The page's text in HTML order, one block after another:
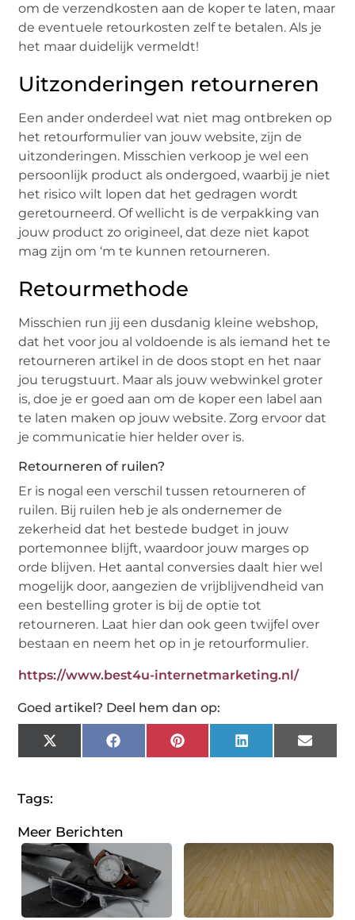
om de verzendkosten aan de koper te laten, maar
de eventuele retourkosten zelf te betalen. Als je
het maar duidelijk vermeldt!
Uitzonderingen retourneren
Een ander onderdeel wat niet mag ontbreken op
het retourformulier van jouw website, zijn de
uitzonderingen. Misschien verkoop je wel een
persoonlijk product als ondergoed, waarbij je niet
het risico wilt lopen dat het gedragen wordt
geretourneerd. Of wellicht is de verpakking van
jouw product zo origineel, dat deze niet kapot
mag zijn om ‘m te kunnen retourneren.
Retourmethode
Misschien run jij een dusdanig kleine webshop,
dat het voor jou al voldoende is als iemand het te
retourneren artikel in de doos stopt en het naar
jou terugstuurt. Maar als jouw webwinkel groter
is, doe je er goed aan om de koper een label aan
te laten maken op jouw website. Zorg ervoor dat
je communicatie hier helder over is.
Retourneren of ruilen?
Er is nogal een verschil tussen retourneren of
ruilen. Bij ruilen heb je als ondernemer de
zekerheid dat het bestede budget in jouw
portemonnee blijft, waardoor jouw marges op
orde blijven. Het aantal conversies daalt hier wel
mogelijk door, aangezien de vrijblijvendheid van
een bestelling groter is bij de optie tot
retourneren. Laat hier dan ook geen twijfel over
bestaan en neem het op in je retourformulier.
https://www.best4u-internetmarketing.nl/
Goed artikel? Deel hem dan op:
X
(Twitter)
FacebookPinterestLinkedInEmail
Tags:
Meer Berichten